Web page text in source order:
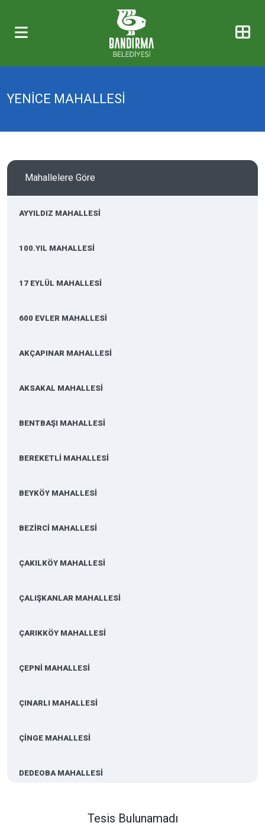
YENİCE MAHALLESİ
Mahallelere Göre
AYYILDIZ MAHALLESİ
100.YIL MAHALLESİ
17 EYLÜL MAHALLESİ
600 EVLER MAHALLESİ
AKÇAPINAR MAHALLESİ
AKSAKAL MAHALLESİ
BENTBAŞI MAHALLESİ
BEREKETLİ MAHALLESİ
BEYKÖY MAHALLESİ
BEZİRCİ MAHALLESİ
ÇAKILKÖY MAHALLESİ
ÇALIŞKANLAR MAHALLESİ
ÇARIKKÖY MAHALLESİ
ÇEPNİ MAHALLESİ
ÇINARLI MAHALLESİ
ÇİNGE MAHALLESİ
DEDEOBA MAHALLESİ
Tesis Bulunamadı